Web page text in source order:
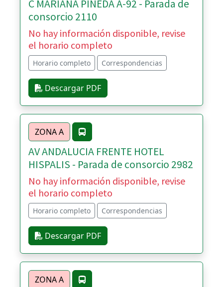
C MARIANA PINEDA A-92 - Parada de
consorcio 2110
No hay información disponible, revise
el horario completo
Horario completo Correspondencias
Descargar PDF
ZONA A
AV ANDALUCIA FRENTE HOTEL
HISPALIS - Parada de consorcio 2982
No hay información disponible, revise
el horario completo
Horario completo Correspondencias
Descargar PDF
ZONA A